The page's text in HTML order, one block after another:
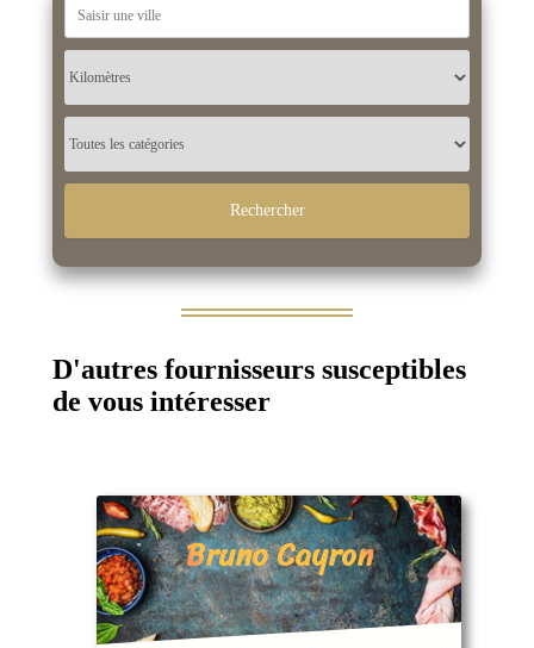
D'autres fournisseurs susceptibles
de vous intéresser
Bruno Cayron